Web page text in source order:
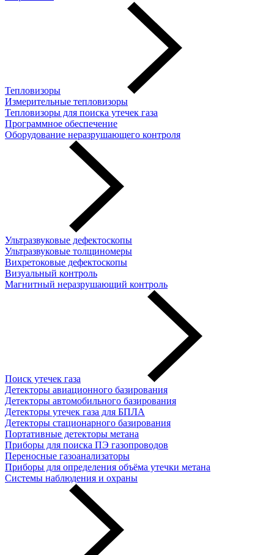
Тепловизоры
Измерительные тепловизоры
Тепловизоры для поиска утечек газа
Программное обеспечение
Оборудование неразрушающего контроля
Ультразвуковые дефектоскопы
Ультразвуковые толщиномеры
Вихретоковые дефектоскопы
Визуальный контроль
Магнитный неразрушающий контроль
Поиск утечек газа
Детекторы авиационного базирования
Детекторы автомобильного базирования
Детекторы утечек газа для БПЛА
Детекторы стационарного базирования
Портативные детекторы метана
Приборы для поиска ПЭ газопроводов
Переносные газоанализаторы
Приборы для определения объёма утечки метана
Системы наблюдения и охраны